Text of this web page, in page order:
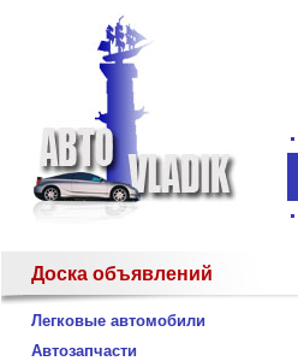
Доска объявлений
Легковые автомобили
Автозапчасти